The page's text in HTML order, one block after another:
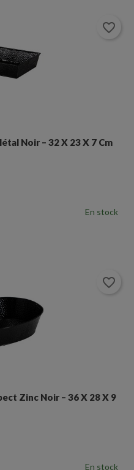
Noir – 32 X 23 X 7 Cm
En stock
favorite_border
Zinc Noir – 36 X 28 X 9
En stock
favorite_border